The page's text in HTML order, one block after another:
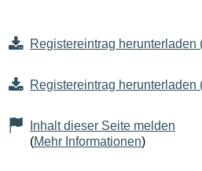
Registereintrag herunterladen
Registereintrag herunterladen
Inhalt dieser Seite melden
(Mehr Informationen)